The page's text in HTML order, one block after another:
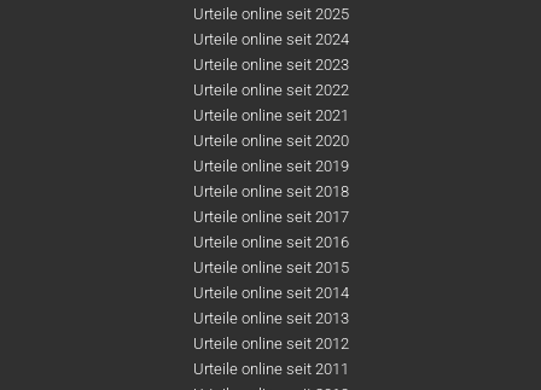
Urteile online seit 2025
Urteile online seit 2024
Urteile online seit 2023
Urteile online seit 2022
Urteile online seit 2021
Urteile online seit 2020
Urteile online seit 2019
Urteile online seit 2018
Urteile online seit 2017
Urteile online seit 2016
Urteile online seit 2015
Urteile online seit 2014
Urteile online seit 2013
Urteile online seit 2012
Urteile online seit 2011